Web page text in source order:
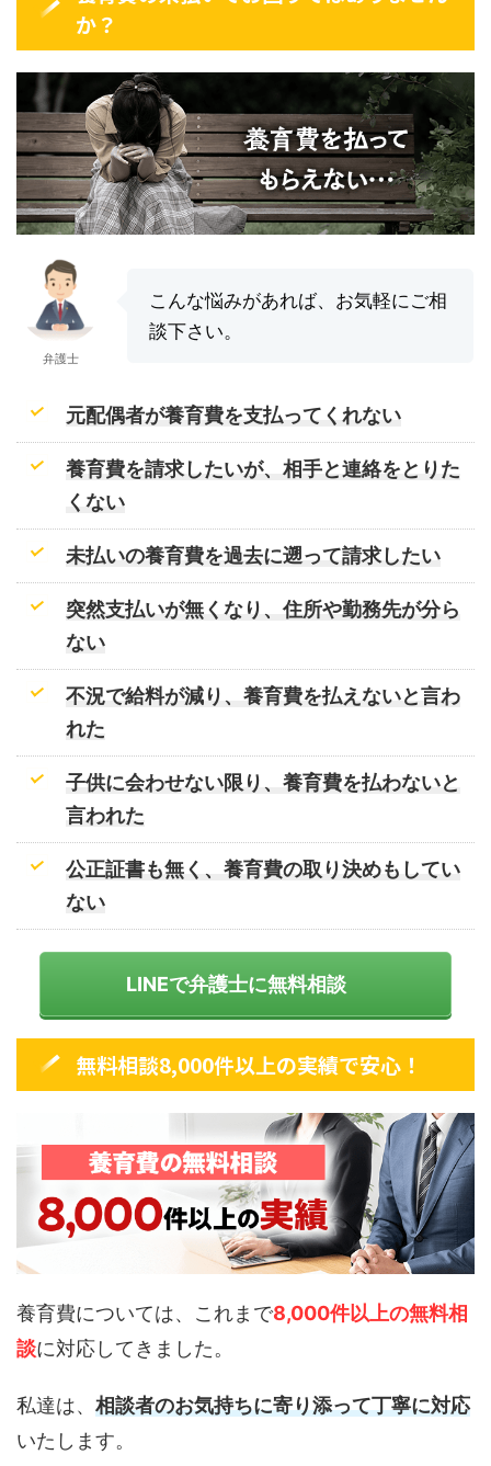
か？
弁護士
こんな悩みがあれば、お気軽にご相
談下さい。
元配偶者が養育費を支払ってくれない
養育費を請求したいが、相手と連絡をとりた
くない
未払いの養育費を過去に遡って請求したい
突然支払いが無くなり、住所や勤務先が分ら
ない
不況で給料が減り、養育費を払えないと言わ
れた
子供に会わせない限り、養育費を払わないと
言われた
公正証書も無く、養育費の取り決めもしてい
ない
LINEで弁護士に無料相談
無料相談8,000件以上の実績で安心！
養育費については、これまで8,000件以上の無料相
談に対応してきました。
私達は、 相談者のお気持ちに寄り添って丁寧に対応
いたします。